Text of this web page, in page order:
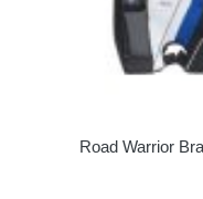
Road Warrior